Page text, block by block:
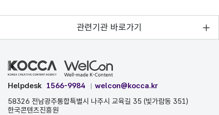
관련기관 바로가기
Helpdesk 1566-9984
welcon@kocca.kr
58326 전남광주통합특별시 나주시 교육길 35 (빛가람동 351)
한국콘텐츠진흥원